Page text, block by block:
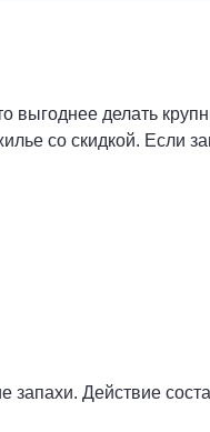
делать
со скидкой. Если
запахи. Действие